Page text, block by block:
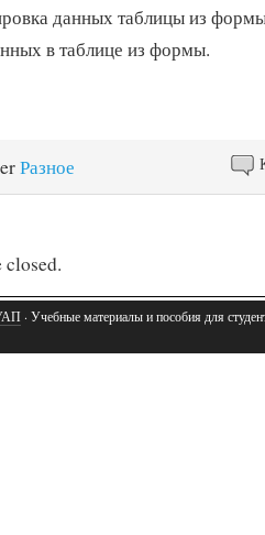
данных таблицы из
в таблице из формы.
Разное
closed.
· Учебные материалы и пособия для